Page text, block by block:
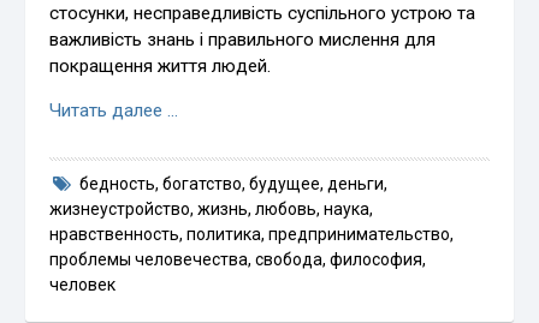
стосунки, несправедливість суспільного устрою та
важливість знань і правильного мислення для
покращення життя людей.
Читать далее …
бедность, богатство, будущее, деньги,
жизнеустройство,жизнь,любовь,наука,
нравственность,политика,предпринимательство,
проблемы человечества,свобода,философия,
человек